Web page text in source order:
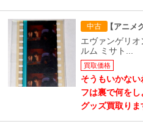
中古 【アニメ
エヴァンゲリ
ルム ミサト...
買取価格
そうもいかな
フは裏で何を
グッズ買取りま